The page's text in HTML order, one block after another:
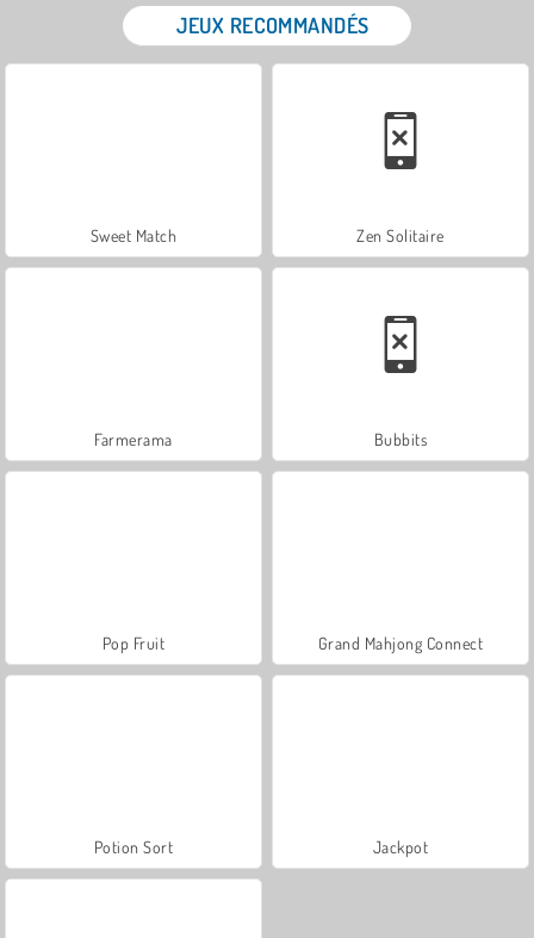
JEUX RECOMMANDÉS
Sweet Match Zen Solitaire
Farmerama Bubbits
Pop Fruit Grand Mahjong Connect
Potion Sort Jackpot